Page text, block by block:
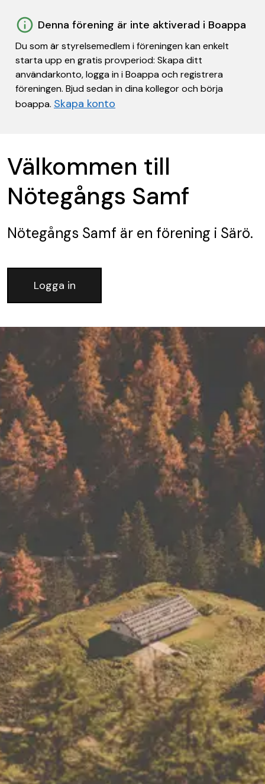
Denna förening är inte aktiverad i Boappa
Du som är styrelsemedlem i föreningen kan enkelt
starta upp en gratis provperiod: Skapa ditt
användarkonto, logga in i Boappa och registrera
föreningen. Bjud sedan in dina kollegor och börja
boappa. Skapa konto
Välkommen till
Nötegångs Samf
Nötegångs Samf är en förening i Särö.
Logga in